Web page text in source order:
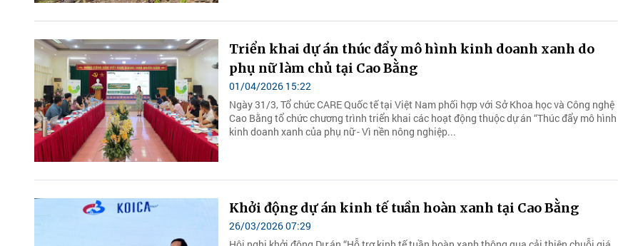
Triển khai dự án thúc đẩy mô hình kinh doanh xanh do
phụ nữ làm chủ tại Cao Bằng
01/04/2026 15:22
Ngày 31/3, Tổ chức CARE Quốc tế tại Việt Nam phối hợp với Sở Khoa học và Công nghệ
Cao Bằng tổ chức chương trình triển khai các hoạt động thuộc dự án “Thúc đẩy mô hình
kinh doanh xanh của phụ nữ - Vì nền nông nghiệp...
Khởi động dự án kinh tế tuần hoàn xanh tại Cao Bằng
26/03/2026 07:29